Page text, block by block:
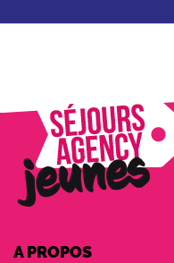
A PROPOS